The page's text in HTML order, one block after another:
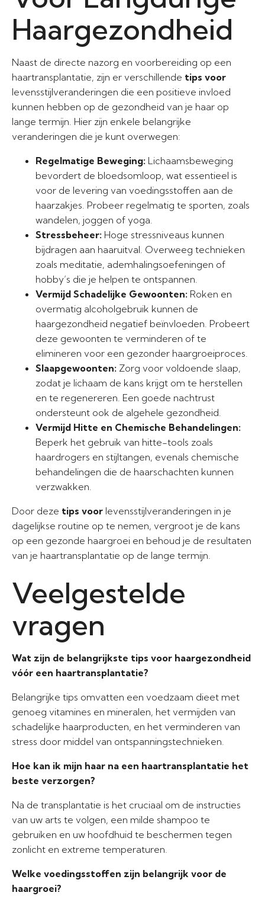
Haargezondheid
Naast de directe nazorg en voorbereiding op een
haartransplantatie, zijn er verschillende tips voor
levensstijlveranderingen die een positieve invloed
kunnen hebben op de gezondheid van je haar op
lange termijn. Hier zijn enkele belangrijke
veranderingen die je kunt overwegen:
Regelmatige Beweging: Lichaamsbeweging
bevordert de bloedsomloop, wat essentieel is
voor de levering van voedingsstoffen aan de
haarzakjes. Probeer regelmatig te sporten, zoals
wandelen, joggen of yoga.
Stressbeheer: Hoge stressniveaus kunnen
bijdragen aan haaruitval. Overweeg technieken
zoals meditatie, ademhalingsoefeningen of
hobby’s die je helpen te ontspannen.
Vermijd Schadelijke Gewoonten: Roken en
overmatig alcoholgebruik kunnen de
haargezondheid negatief beïnvloeden. Probeert
deze gewoonten te verminderen of te
elimineren voor een gezonder haargroeiproces.
Slaapgewoonten: Zorg voor voldoende slaap,
zodat je lichaam de kans krijgt om te herstellen
en te regenereren. Een goede nachtrust
ondersteunt ook de algehele gezondheid.
Vermijd Hitte en Chemische Behandelingen:
Beperk het gebruik van hitte-tools zoals
haardrogers en stijltangen, evenals chemische
behandelingen die de haarschachten kunnen
verzwakken.
Door deze tips voor levensstijlveranderingen in je
dagelijkse routine op te nemen, vergroot je de kans
op een gezonde haargroei en behoud je de resultaten
van je haartransplantatie op de lange termijn.
Veelgestelde
vragen
Wat zijn de belangrijkste tips voor haargezondheid
vóór een haartransplantatie?
Belangrijke tips omvatten een voedzaam dieet met
genoeg vitamines en mineralen, het vermijden van
schadelijke haarproducten, en het verminderen van
stress door middel van ontspanningstechnieken.
Hoe kan ik mijn haar na een haartransplantatie het
beste verzorgen?
Na de transplantatie is het cruciaal om de instructies
van uw arts te volgen, een milde shampoo te
gebruiken en uw hoofdhuid te beschermen tegen
zonlicht en extreme temperaturen.
Welke voedingsstoffen zijn belangrijk voor de
haargroei?